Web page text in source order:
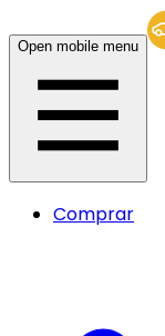
Open mobile menu
Comprar